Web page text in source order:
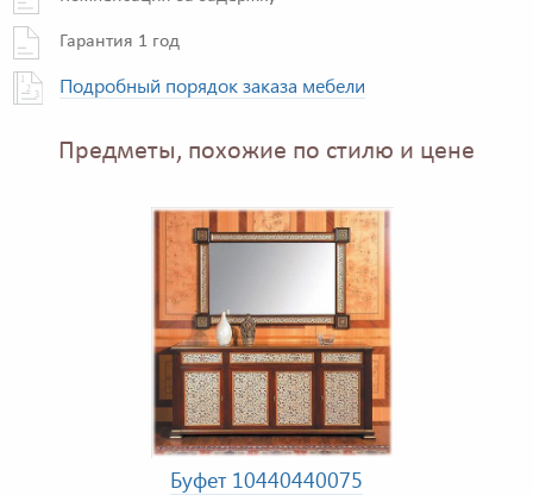
Гарантия 1 год
Подробный порядок заказа мебели
Предметы, похожие по стилю и цене
Буфет 10440440075